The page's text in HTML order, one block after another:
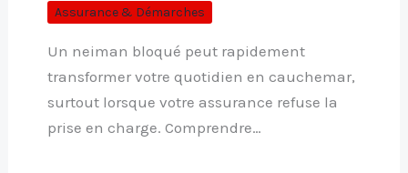
Assurance & Démarches
Un neiman bloqué peut rapidement
transformer votre quotidien en cauchemar,
surtout lorsque votre assurance refuse la
prise en charge. Comprendre…